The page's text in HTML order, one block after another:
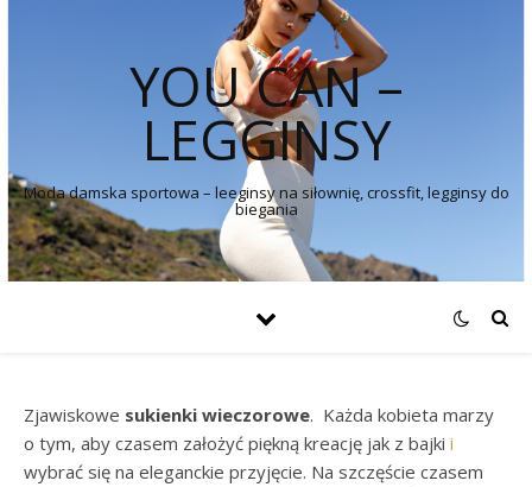
YOU CAN –
LEGGINSY
Moda damska sportowa – leeginsy na siłownię, crossfit, legginsy do
biegania
Zjawiskowe sukienki wieczorowe. Każda kobieta marzy
o tym, aby czasem założyć piękną kreację jak z bajki i
wybrać się na eleganckie przyjęcie. Na szczęście czasem